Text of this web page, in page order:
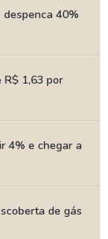
40%
1,63 por
4% e chegar a
de gás